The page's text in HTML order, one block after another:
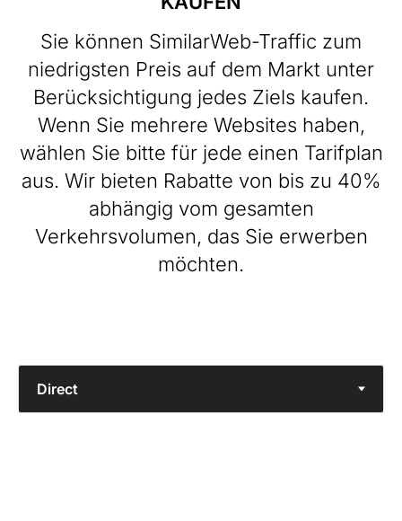
Sie können SimilarWeb-Traffic zum
niedrigsten Preis auf dem Markt unter
Berücksichtigung jedes Ziels kaufen.
Wenn Sie mehrere Websites haben,
wählen Sie bitte für jede einen Tarifplan
aus. Wir bieten Rabatte von bis zu 40%
abhängig vom gesamten
Verkehrsvolumen, das Sie erwerben
möchten.